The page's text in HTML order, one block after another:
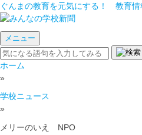
ぐんまの教育を元気にする！ 教育情
メニュー
ホーム
»
学校ニュース
»
メリーのいえ NPO